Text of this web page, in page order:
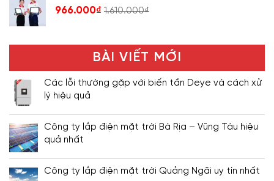
966.000₫ 1.610.000₫
BÀI VIẾT MỚI
Các lỗi thường gặp với biến tần Deye và cách xử
lý hiệu quả
Công ty lắp điện mặt trời Bà Rịa – Vũng Tàu hiệu
quả nhất
Công ty lắp điện mặt trời Quảng Ngãi uy tín nhất